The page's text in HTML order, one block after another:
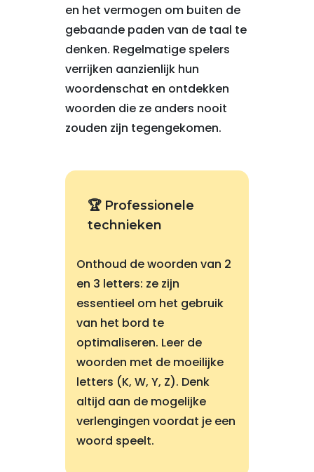
en het vermogen om buiten de
gebaande paden van de taal te
denken. Regelmatige spelers
verrijken aanzienlijk hun
woordenschat en ontdekken
woorden die ze anders nooit
zouden zijn tegengekomen.
🏆 Professionele
technieken
Onthoud de woorden van 2
en 3 letters: ze zijn
essentieel om het gebruik
van het bord te
optimaliseren. Leer de
woorden met de moeilijke
letters (K, W, Y, Z). Denk
altijd aan de mogelijke
verlengingen voordat je een
woord speelt.